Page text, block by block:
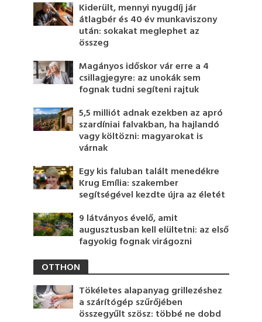
Kiderült, mennyi nyugdíj jár
átlagbér és 40 év munkaviszony
után: sokakat meglephet az
összeg
Magányos időskor vár erre a 4
csillagjegyre: az unokák sem
fognak tudni segíteni rajtuk
5,5 milliót adnak ezekben az apró
szardíniai falvakban, ha hajlandó
vagy költözni: magyarokat is
várnak
Egy kis faluban talált menedékre
Krug Emília: szakember
segítségével kezdte újra az életét
9 látványos évelő, amit
augusztusban kell elültetni: az első
fagyokig fognak virágozni
OTTHON
Tökéletes alapanyag grillezéshez
a szárítógép szűrőjében
összegyűlt szösz: többé ne dobd